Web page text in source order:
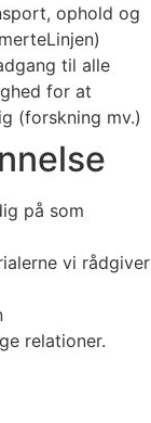
ophold og
til alle
for at
(forskning mv.)
på som
vi rådgiver
relationer.